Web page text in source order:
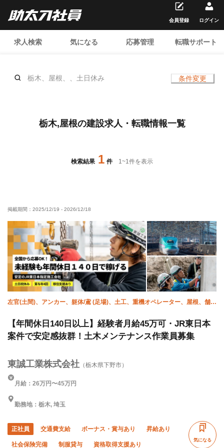
求人検索 気になる 応募管理 転職サポート
会員登録 ログイン
栃木、屋根、、土日休み 条件変更
栃木,屋根の建設求人・転職情報一覧
検索結果 1 件 1~1件を表示
掲載期間： 2025/12/19 - 2026/12/18
左官(土間)、アンカー、躯体/鳶 (足場)、土工、重機オペレーター、屋根、舗
【年間休日140日以上】経験者月給45万可・JR東日本
案件で安定感抜群！土木メンテナンス作業員募集
東誠工業株式会社 （栃木県下野市）
月給：26万円〜45万円
勤務地：栃木, 埼玉
正社員 交通費支給 ボーナス・賞与あり 昇給あり
社会保険完備 制服貸与 資格取得支援あり
気になる